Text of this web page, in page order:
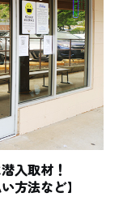
入取材！
方法など】